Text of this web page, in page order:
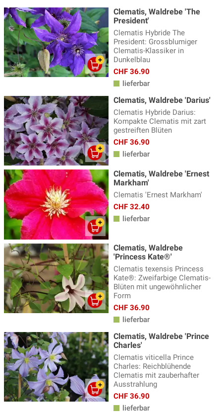
Clematis, Waldrebe 'The
President'
Clematis Hybride The
President: Grossblumiger
Clematis-Klassiker in
Dunkelblau
CHF 36.90
lieferbar
Clematis, Waldrebe 'Darius'
Clematis Hybride Darius:
Kompakte Clematis mit zart
gestreiften Blüten
CHF 36.90
lieferbar
Clematis, Waldrebe 'Ernest
Markham'
Clematis 'Ernest Markham'
CHF 32.40
lieferbar
Clematis, Waldrebe
'Princess Kate®'
Clematis texensis Princess
Kate®: Zweifarbige Clematis-
Blüten mit ungewöhnlicher
Form
CHF 36.90
lieferbar
Clematis, Waldrebe 'Prince
Charles'
Clematis viticella Prince
Charles: Reichblühende
Clematis mit zauberhafter
Ausstrahlung
CHF 36.90
lieferbar